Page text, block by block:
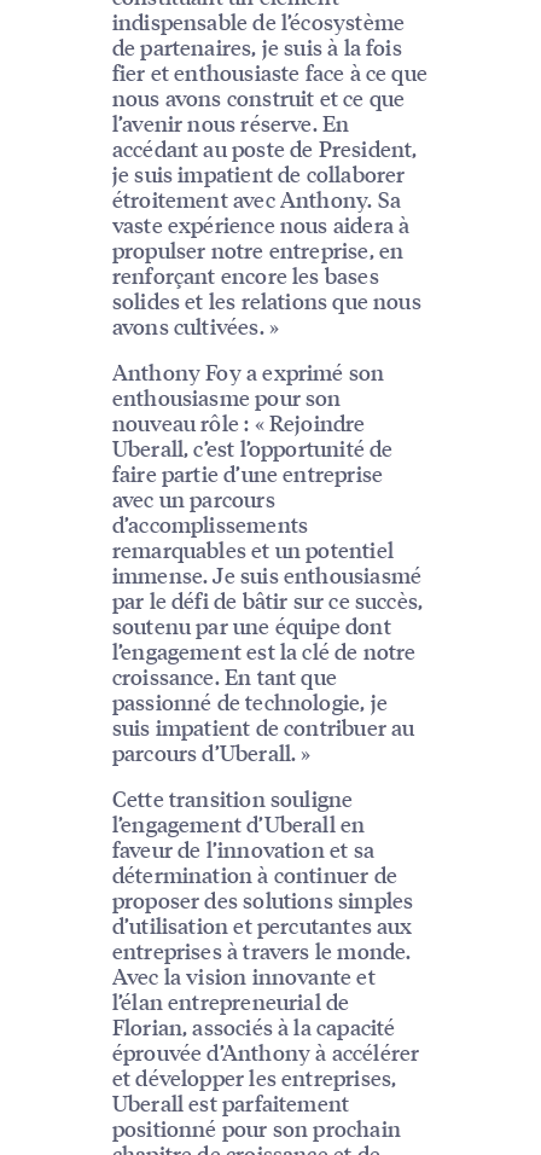
indispensable de l’écosystème
de partenaires, je suis à la fois
fier et enthousiaste face à ce que
nous avons construit et ce que
l’avenir nous réserve. En
accédant au poste de President,
je suis impatient de collaborer
étroitement avec Anthony. Sa
vaste expérience nous aidera à
propulser notre entreprise, en
renforçant encore les bases
solides et les relations que nous
avons cultivées. »
Anthony Foy a exprimé son
enthousiasme pour son
nouveau rôle : « Rejoindre
Uberall, c’est l’opportunité de
faire partie d’une entreprise
avec un parcours
d’accomplissements
remarquables et un potentiel
immense. Je suis enthousiasmé
par le défi de bâtir sur ce succès,
soutenu par une équipe dont
l’engagement est la clé de notre
croissance. En tant que
passionné de technologie, je
suis impatient de contribuer au
parcours d’Uberall. »
Cette transition souligne
l’engagement d’Uberall en
faveur de l’innovation et sa
détermination à continuer de
proposer des solutions simples
d’utilisation et percutantes aux
entreprises à travers le monde.
Avec la vision innovante et
l’élan entrepreneurial de
Florian, associés à la capacité
éprouvée d’Anthony à accélérer
et développer les entreprises,
Uberall est parfaitement
positionné pour son prochain